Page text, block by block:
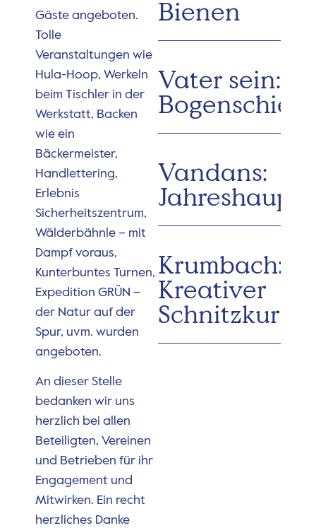
Gäste angeboten.
Tolle
Veranstaltungen wie
Hula-Hoop, Werkeln
beim Tischler in der
Werkstatt, Backen
wie ein
Bäckermeister,
Handlettering,
Erlebnis
Sicherheitszentrum,
Wälderbähnle – mit
Dampf voraus,
Kunterbuntes Turnen,
Expedition GRÜN –
der Natur auf der
Spur, uvm. wurden
angeboten.
An dieser Stelle
bedanken wir uns
herzlich bei allen
Beteiligten, Vereinen
und Betrieben für ihr
Engagement und
Mitwirken. Ein recht
herzliches Danke
Bienen
Vater sein:
Vandans:
Krumbach:
Kreativer
Schnitzkurs